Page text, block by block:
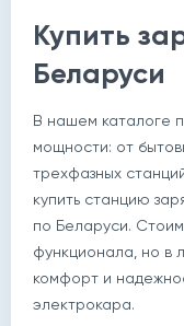
Купить
Беларуси
В нашем каталоге
мощности: от
трехфазных
купить станцию
по Беларуси.
функционала, но в
комфорт и
электрокара.